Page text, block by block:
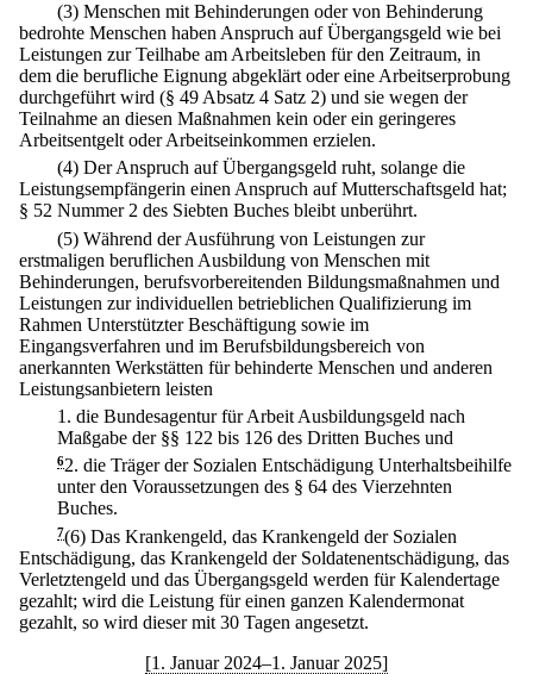
(3) Menschen mit Behinderungen oder von Behinderung
bedrohte Menschen haben Anspruch auf Übergangsgeld wie bei
Leistungen zur Teilhabe am Arbeitsleben für den Zeitraum, in
dem die berufliche Eignung abgeklärt oder eine Arbeitserprobung
durchgeführt wird (§ 49 Absatz 4 Satz 2) und sie wegen der
Teilnahme an diesen Maßnahmen kein oder ein geringeres
Arbeitsentgelt oder Arbeitseinkommen erzielen.
(4) Der Anspruch auf Übergangsgeld ruht, solange die
Leistungsempfängerin einen Anspruch auf Mutterschaftsgeld hat;
§ 52 Nummer 2 des Siebten Buches bleibt unberührt.
(5) Während der Ausführung von Leistungen zur
erstmaligen beruflichen Ausbildung von Menschen mit
Behinderungen, berufsvorbereitenden Bildungsmaßnahmen und
Leistungen zur individuellen betrieblichen Qualifizierung im
Rahmen Unterstützter Beschäftigung sowie im
Eingangsverfahren und im Berufsbildungsbereich von
anerkannten Werkstätten für behinderte Menschen und anderen
Leistungsanbietern leisten
1. die Bundesagentur für Arbeit Ausbildungsgeld nach
Maßgabe der §§ 122 bis 126 des Dritten Buches und
62. die Träger der Sozialen Entschädigung Unterhaltsbeihilfe
unter den Voraussetzungen des § 64 des Vierzehnten
Buches.
7(6) Das Krankengeld, das Krankengeld der Sozialen
Entschädigung, das Krankengeld der Soldatenentschädigung, das
Verletztengeld und das Übergangsgeld werden für Kalendertage
gezahlt; wird die Leistung für einen ganzen Kalendermonat
gezahlt, so wird dieser mit 30 Tagen angesetzt.
[1. Januar 2024–1. Januar 2025]